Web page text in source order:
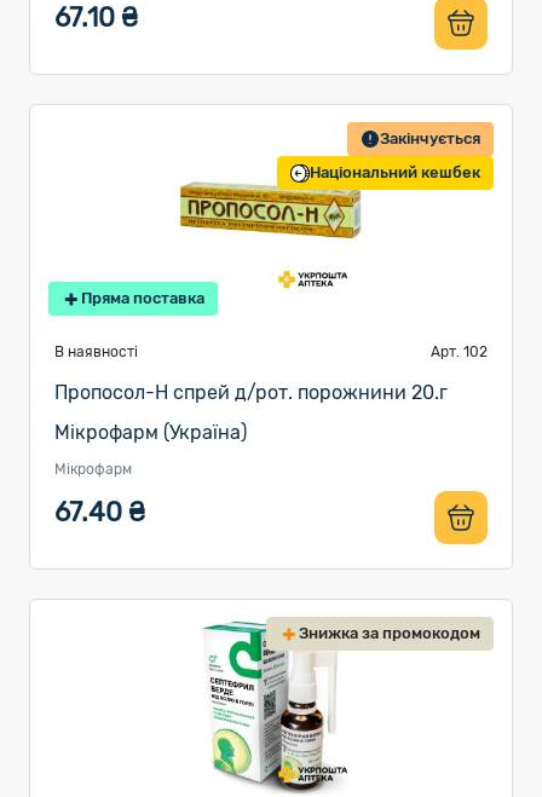
67.10 ₴
Закінчується
Національний кешбек
Пряма поставка
В наявності Арт. 102
Пропосол-Н спрей д/рот. порожнини 20.г
Мікрофарм (Україна)
Мікрофарм
67.40 ₴
Знижка за промокодом